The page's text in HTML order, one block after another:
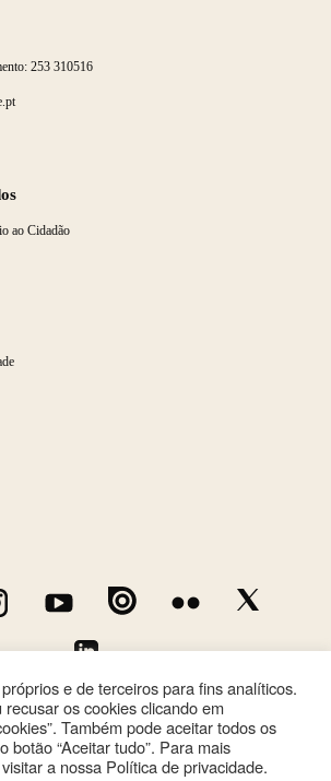
253 310516
ao Cidadão
e de terceiros para fins analíticos.
os cookies clicando em
Também pode aceitar todos os
botão “Aceitar tudo”. Para mais
a nossa Política de privacidade.